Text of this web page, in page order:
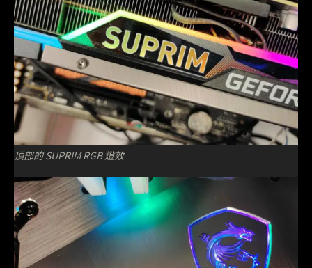
頂部的 SUPRIM RGB 燈效